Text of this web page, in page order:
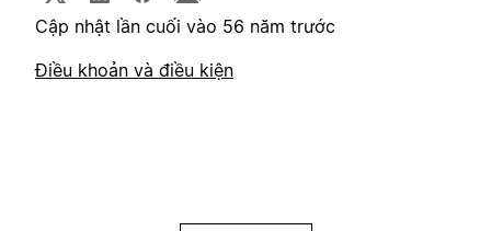
Cập nhật lần cuối vào 56 năm trước
Điều khoản và điều kiện